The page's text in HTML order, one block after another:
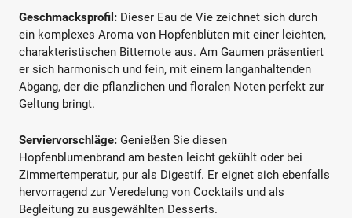
Geschmacksprofil: Dieser Eau de Vie zeichnet sich durch
ein komplexes Aroma von Hopfenblüten mit einer leichten,
charakteristischen Bitternote aus. Am Gaumen präsentiert
er sich harmonisch und fein, mit einem langanhaltenden
Abgang, der die pflanzlichen und floralen Noten perfekt zur
Geltung bringt.
Serviervorschläge: Genießen Sie diesen
Hopfenblumenbrand am besten leicht gekühlt oder bei
Zimmertemperatur, pur als Digestif. Er eignet sich ebenfalls
hervorragend zur Veredelung von Cocktails und als
Begleitung zu ausgewählten Desserts.